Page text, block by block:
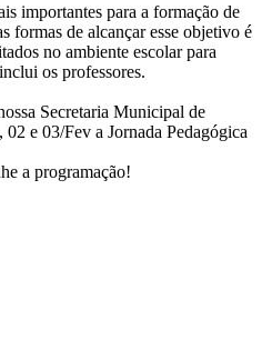
importantes para a formação de
formas de alcançar esse objetivo é
no ambiente escolar para
os professores.
Secretaria Municipal de
e 03/Fev a Jornada Pedagógica
a programação!